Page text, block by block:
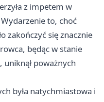
z impetem w
to, choć
zakończyć się znacznie
będąc w stanie
poważnych
była natychmiastowa i